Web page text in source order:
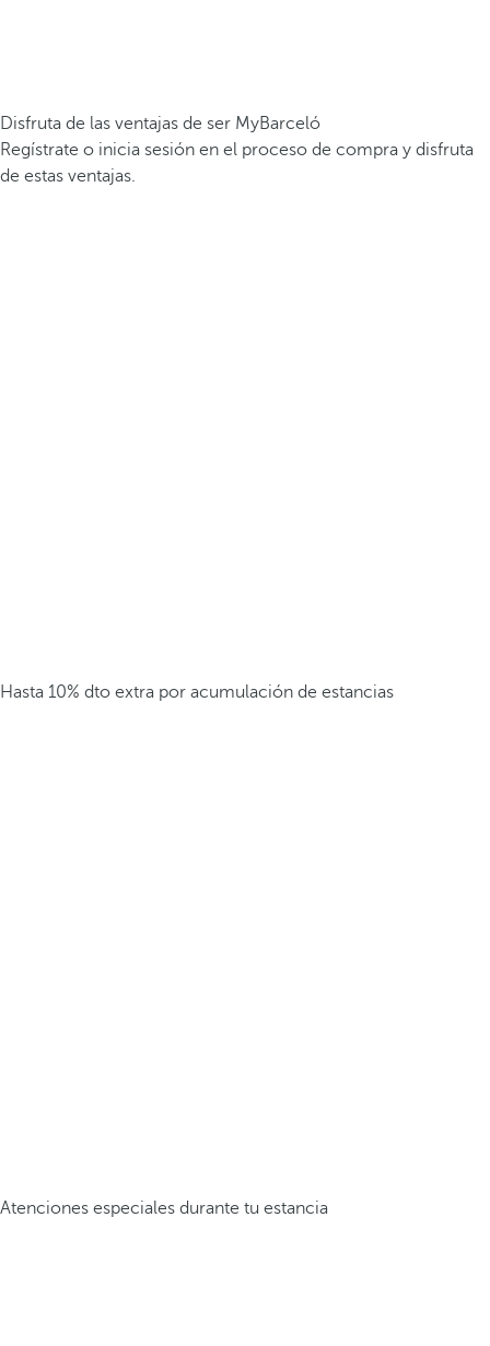
Disfruta de las ventajas de ser MyBarceló
Regístrate o inicia sesión en el proceso de compra y disfruta
de estas ventajas.
Hasta 10% dto extra por acumulación de estancias
Atenciones especiales durante tu estancia